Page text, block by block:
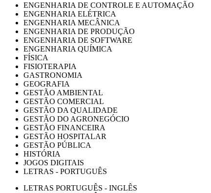
ENGENHARIA DE CONTROLE E AUTOMAÇÃO
ENGENHARIA ELÉTRICA
ENGENHARIA MECÂNICA
ENGENHARIA DE PRODUÇÃO
ENGENHARIA DE SOFTWARE
ENGENHARIA QUÍMICA
FÍSICA
FISIOTERAPIA
GASTRONOMIA
GEOGRAFIA
GESTÃO AMBIENTAL
GESTÃO COMERCIAL
GESTÃO DA QUALIDADE
GESTÃO DO AGRONEGÓCIO
GESTÃO FINANCEIRA
GESTÃO HOSPITALAR
GESTÃO PÚBLICA
HISTÓRIA
JOGOS DIGITAIS
LETRAS - PORTUGUÊS
LETRAS PORTUGUÊS - INGLÊS